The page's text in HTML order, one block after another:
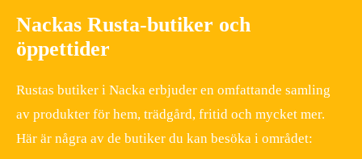
Nackas Rusta-butiker och
öppettider
Rustas butiker i Nacka erbjuder en omfattande samling
av produkter för hem, trädgård, fritid och mycket mer.
Här är några av de butiker du kan besöka i området: